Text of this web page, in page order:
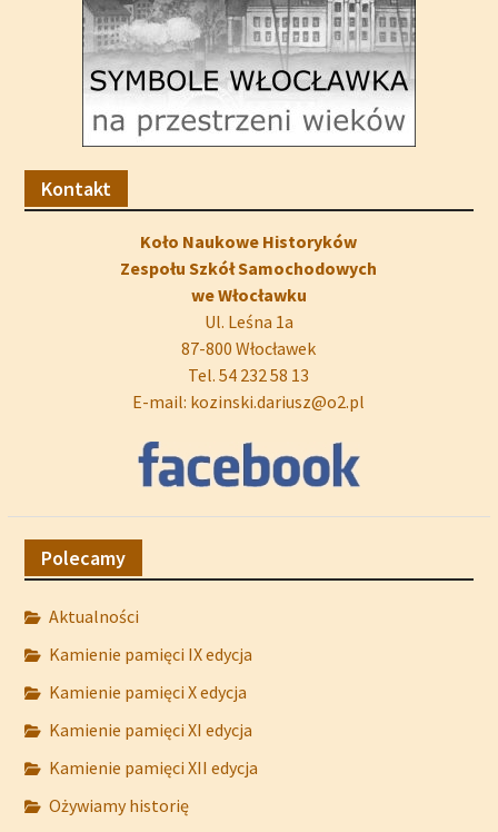
Kontakt
Koło Naukowe Historyków
Zespołu Szkół Samochodowych
we Włocławku
Ul. Leśna 1a
87-800 Włocławek
Tel. 54 232 58 13
E-mail: kozinski.dariusz@o2.pl
Polecamy
Aktualności
Kamienie pamięci IX edycja
Kamienie pamięci X edycja
Kamienie pamięci XI edycja
Kamienie pamięci XII edycja
Ożywiamy historię